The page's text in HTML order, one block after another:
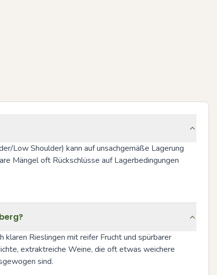
Low Shoulder) kann auf unsachgemäße Lagerung
Mängel oft Rückschlüsse auf Lagerbedingungen
Rieslingen mit reifer Frucht und spürbarer
extraktreiche Weine, die oft etwas weichere
sind.